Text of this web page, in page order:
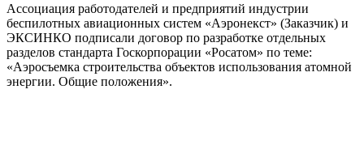
Ассоциация работодателей и предприятий индустрии
беспилотных авиационных систем «Аэронекст» (Заказчик) и
ЭКСИНКО подписали договор по разработке отдельных
разделов стандарта Госкорпорации «Росатом» по теме:
«Аэросъемка строительства объектов использования атомной
энергии. Общие положения».